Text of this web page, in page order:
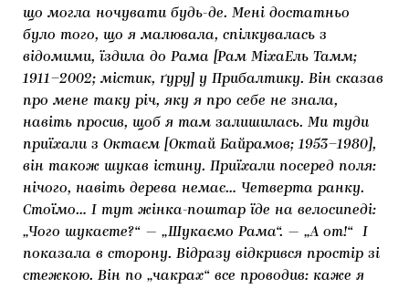
що могла ночувати будь-де. Мені достатньо
було того, що я малювала, спілкувалась з
відомими, їздила до Рама [Рам МіхаЕль Тамм;
1911–2002; містик, ґуру] у Прибалтику. Він сказав
про мене таку річ, яку я про себе не знала,
навіть просив, щоб я там залишилась. Ми туди
приїхали з Октаєм [Октай Байрамов; 1953–1980],
він також шукав істину. Приїхали посеред поля:
нічого, навіть дерева немає… Четверта ранку.
Стоїмо… І тут жінка-поштар їде на велосипеді:
„Чого шукаєте?“ — „Шукаємо Рама“. — „А от!“ І
показала в сторону. Відразу відкрився простір зі
стежкою. Він по „чакрах“ все проводив: каже я